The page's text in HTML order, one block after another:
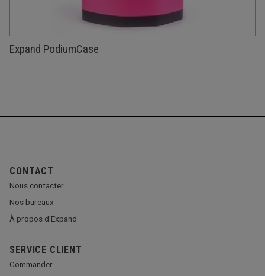
Expand PodiumCase
CONTACT
Nous contacter
Nos bureaux
À propos d’Expand
SERVICE CLIENT
Commander